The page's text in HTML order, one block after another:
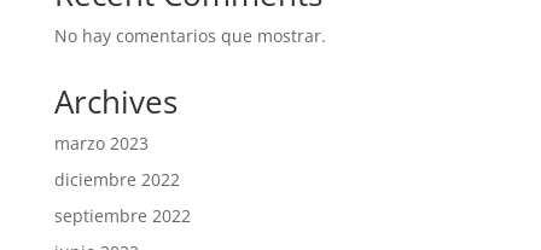
No hay comentarios que mostrar.
Archives
marzo 2023
diciembre 2022
septiembre 2022